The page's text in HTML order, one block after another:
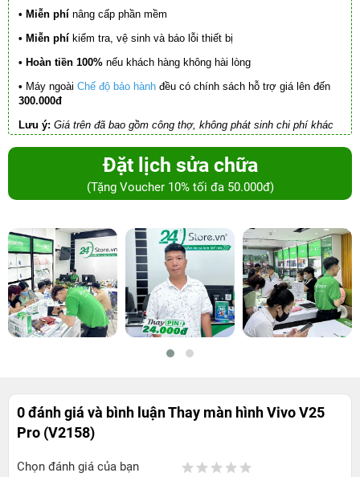
• Miễn phí nâng cấp phần mềm
• Miễn phí kiểm tra, vệ sinh và báo lỗi thiết bị
• Hoàn tiền 100% nếu khách hàng không hài lòng
• Máy ngoài Chế độ bảo hành đều có chính sách hỗ trợ giá lên đến
300.000đ
Lưu ý: Giá trên đã bao gồm công thợ, không phát sinh chi phí khác
Đặt lịch sửa chữa
(Tặng Voucher 10% tối đa 50.000đ)
0 đánh giá và bình luậnThay màn hình Vivo V25
Pro (V2158)
Chọn đánh giá của bạn